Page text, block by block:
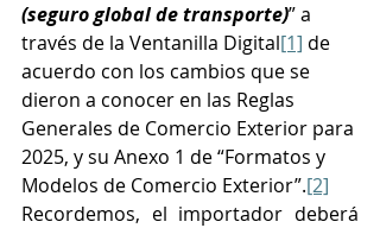
(seguro global de transporte)” a
través de la Ventanilla Digital[1] de
acuerdo con los cambios que se
dieron a conocer en las Reglas
Generales de Comercio Exterior para
2025, y su Anexo 1 de “Formatos y
Modelos de Comercio Exterior”.[2]
Recordemos, el importador deberá